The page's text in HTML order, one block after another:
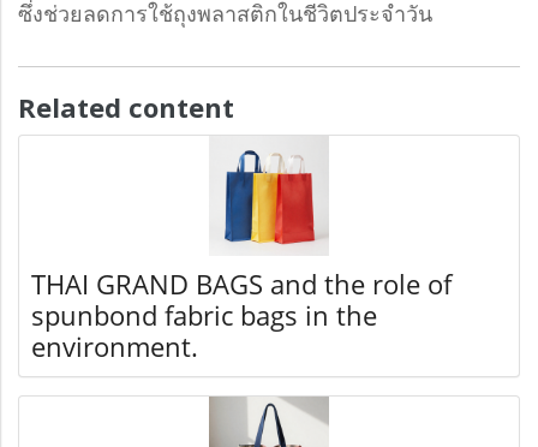
ซึ่งช่วยลดการใช้ถุงพลาสติกในชีวิตประจำวัน
Related content
THAI GRAND BAGS and the role of
spunbond fabric bags in the
environment.